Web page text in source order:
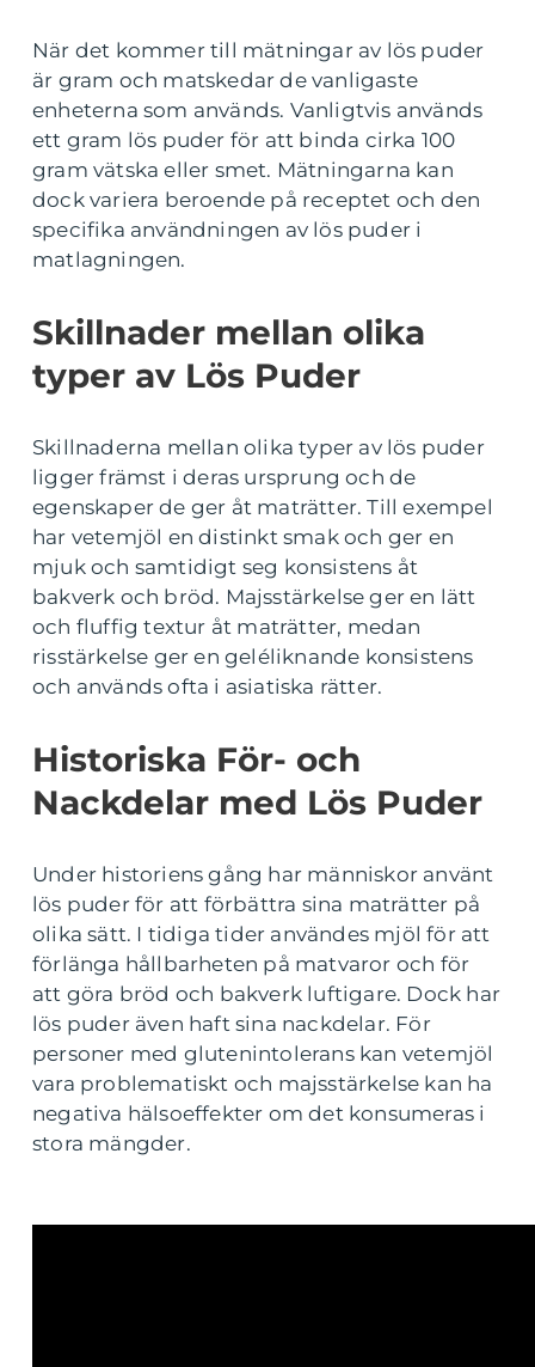
När det kommer till mätningar av lös puder
är gram och matskedar de vanligaste
enheterna som används. Vanligtvis används
ett gram lös puder för att binda cirka 100
gram vätska eller smet. Mätningarna kan
dock variera beroende på receptet och den
specifika användningen av lös puder i
matlagningen.
Skillnader mellan olika
typer av Lös Puder
Skillnaderna mellan olika typer av lös puder
ligger främst i deras ursprung och de
egenskaper de ger åt maträtter. Till exempel
har vetemjöl en distinkt smak och ger en
mjuk och samtidigt seg konsistens åt
bakverk och bröd. Majsstärkelse ger en lätt
och fluffig textur åt maträtter, medan
risstärkelse ger en geléliknande konsistens
och används ofta i asiatiska rätter.
Historiska För- och
Nackdelar med Lös Puder
Under historiens gång har människor använt
lös puder för att förbättra sina maträtter på
olika sätt. I tidiga tider användes mjöl för att
förlänga hållbarheten på matvaror och för
att göra bröd och bakverk luftigare. Dock har
lös puder även haft sina nackdelar. För
personer med glutenintolerans kan vetemjöl
vara problematiskt och majsstärkelse kan ha
negativa hälsoeffekter om det konsumeras i
stora mängder.